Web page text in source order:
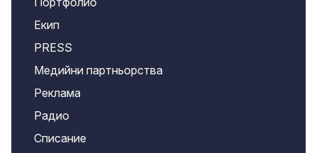
Екип
PRESS
Медийни партньорства
Реклама
Радио
Списание